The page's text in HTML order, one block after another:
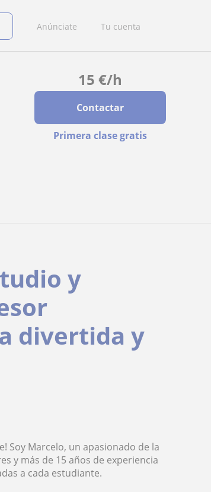
Anúnciate Tu cuenta
15 €/h
Contactar
Primera clase gratis
y
divertida y
Soy Marcelo, un apasionado de la
y más de 15 años de experiencia
a cada estudiante.